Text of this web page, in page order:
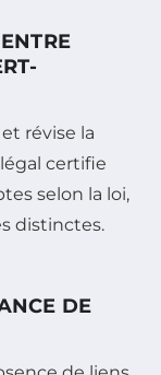
révise la
certifie
selon la loi,
distinctes.
DE